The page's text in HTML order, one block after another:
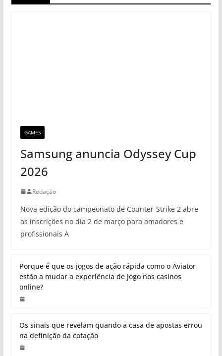
GAMES
Samsung anuncia Odyssey Cup
2026
Redação
Nova edição do campeonato de Counter-Strike 2 abre
as inscrições no dia 2 de março para amadores e
profissionais A
Porque é que os jogos de ação rápida como o Aviator
estão a mudar a experiência de jogo nos casinos
online?
Os sinais que revelam quando a casa de apostas errou
na definição da cotação